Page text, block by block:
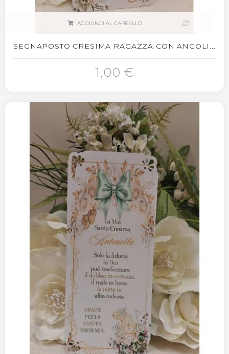
AGGIUNGI AL CARRELLO
SEGNAPOSTO CRESIMA RAGAZZA CON ANGOLI...
1,00 €